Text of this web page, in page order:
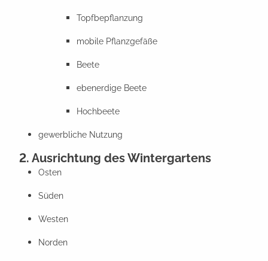
Topfbepflanzung
mobile Pflanzgefäße
Beete
ebenerdige Beete
Hochbeete
gewerbliche Nutzung
2. Ausrichtung des Wintergartens
Osten
Süden
Westen
Norden